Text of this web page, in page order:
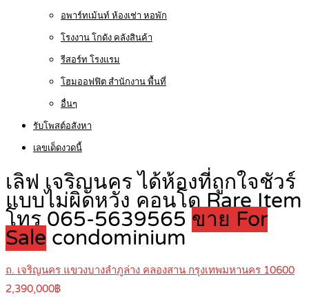
อพาร์ทเม้นท์ ห้องเช่า หอพัก
โรงงาน โกดัง คลังสินค้า
รีสอร์ท โรงแรม
โฮมออฟฟิต สำนักงาน พื้นที่
อื่นๆ
รับโพสต์อสังหา
เลขเด็ดงวดนี้
เลิฟ เจริญนคร ได้ห้องที่ถูกใจชัวร์
แบบไม่ผิดหวัง คอนโด Rare Item
โทร 065-5639565 ขาย For
Sale condominium
ถ. เจริญนคร แขวงบางลำภูล่าง คลองสาน กรุงเทพมหานคร 10600
2,390,000฿